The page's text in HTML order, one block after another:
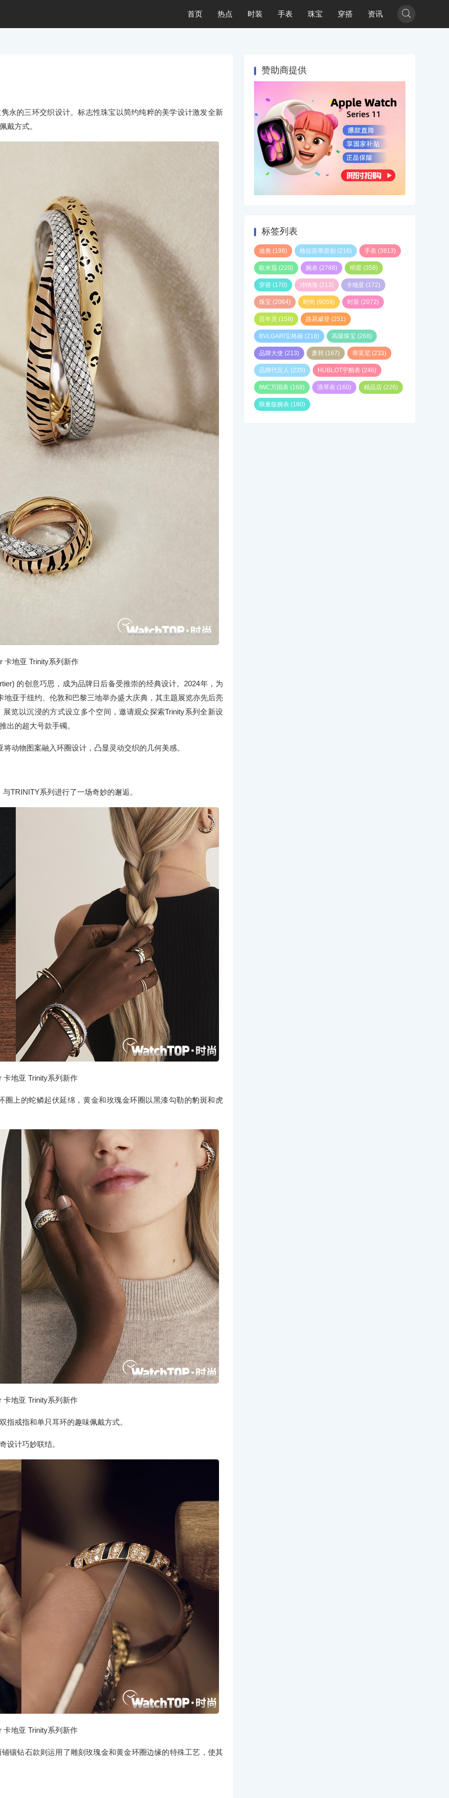
首页 热点 时装 手表 珠宝 穿搭 资讯 
永的三环交织设计。标志性珠宝以简约纯粹的美学设计激发全新
戴方式。
卡地亚 Trinity系列新作
的创意巧思，成为品牌日后备受推崇的经典设计。2024年，为
亚于纽约、伦敦和巴黎三地举办盛大庆典，其主题展览亦先后亮
览以沉浸的方式设立多个空间，邀请观众探索Trinity系列全新设
出的超大号款手镯。
动物图案融入环圈设计，凸显灵动交织的几何美感。
TRINITY系列进行了一场奇妙的邂逅。
卡地亚 Trinity系列新作
上的蛇鳞起伏延绵，黄金和玫瑰金环圈以黑漆勾勒的豹斑和虎
卡地亚 Trinity系列新作
指戒指和单只耳环的趣味佩戴方式。
设计巧妙联结。
卡地亚 Trinity系列新作
镶钻石款则运用了雕刻玫瑰金和黄金环圈边缘的特殊工艺，使其
赞助商提供
标签列表
迪奥 (198) 格拉苏蒂原创 (216) 手表 (3813)
欧米茄 (220) 腕表 (2788) 明星 (358)
穿搭 (170) 沛纳海 (213) 卡地亚 (172)
珠宝 (2064) 时尚 (9059) 时装 (2072)
百年灵 (158) 路易威登 (251)
BVLGARI宝格丽 (218) 高级珠宝 (268)
品牌大使 (213) 萧邦 (167) 蒂芙尼 (233)
品牌代言人 (235) HUBLOT宇舶表 (246)
IWC万国表 (168) 浪琴表 (160) 精品店 (226)
限量版腕表 (180)